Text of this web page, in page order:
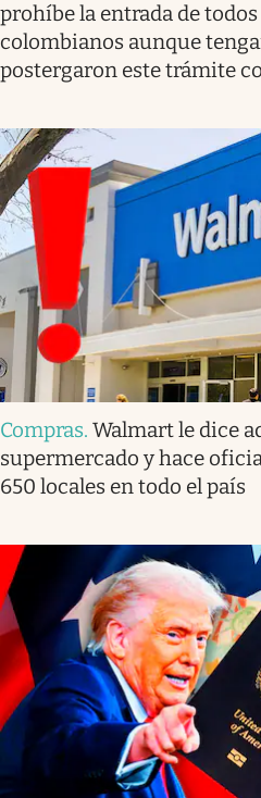
prohíbe la entrada de
colombianos aunque
postergaron este trámite
Compras. Walmart le dice
supermercado y hace
650 locales en todo el país